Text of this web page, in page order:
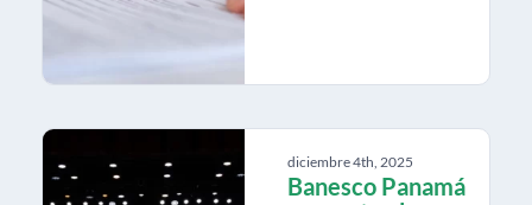
diciembre 4th, 2025
Banesco Panamá